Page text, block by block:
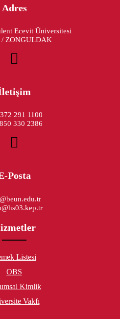
Adres
Ecevit Üniversitesi
/ ZONGULDAK
291 1100
330 2386
Posta
Listesi
OBS
Kimlik
Vakfı